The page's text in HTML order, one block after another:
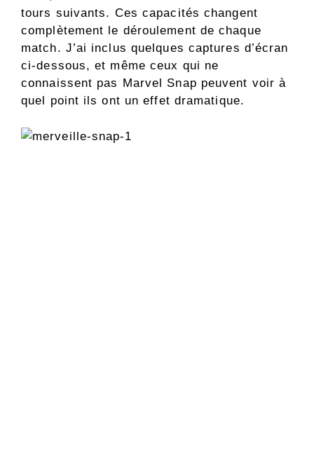
tours suivants. Ces capacités changent
complètement le déroulement de chaque
match. J’ai inclus quelques captures d’écran
ci-dessous, et même ceux qui ne
connaissent pas Marvel Snap peuvent voir à
quel point ils ont un effet dramatique.